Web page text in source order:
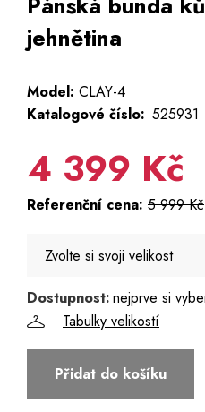
jehnětina
Model: CLAY-4
Katalogové číslo: 525931
4 399 Kč
Referenční cena: 5 999 Kč
Zvolte si svoji velikost
48
50
Dostupnost:nejprve si
Tabulky velikostí
Přidat do košíku